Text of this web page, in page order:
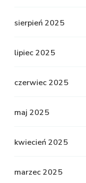
sierpień 2025
lipiec 2025
czerwiec 2025
maj 2025
kwiecień 2025
marzec 2025